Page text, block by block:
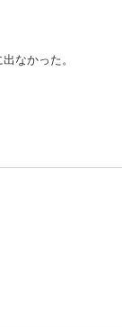
なかった。